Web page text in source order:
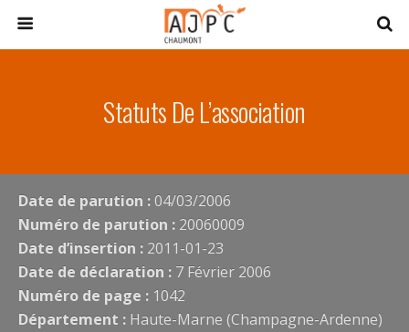
Statuts De L’association
Date de parution : 04/03/2006
Numéro de parution : 20060009
Date d’insertion : 2011-01-23
Date de déclaration : 7 Février 2006
Numéro de page : 1042
Département : Haute-Marne (Champagne-Ardenne)